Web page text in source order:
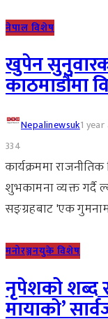
नेपाल विशेष
खुपेन
काठमाडौंमा
Nepalinewsuk1
334
कार्यक्रममा
शुभकामना व्यक्त गर्दै
सङ्ग्रहबाट 'एक
मनोरञ्जनयुके विशेष
नृपेशको शब्द र
मायाको’